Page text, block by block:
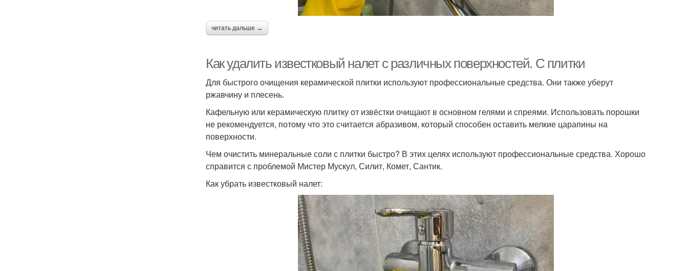
читать дальше →
Как удалить известковый налет с различных поверхностей. С плитки
Для быстрого очищения керамической плитки используют профессиональные средства. Они также уберут
ржавчину и плесень.
Кафельную или керамическую плитку от извёстки очищают в основном гелями и спреями. Использовать порошки
не рекомендуется, потому что это считается абразивом, который способен оставить мелкие царапины на
поверхности.
Чем очистить минеральные соли с плитки быстро? В этих целях используют профессиональные средства. Хорошо
справится с проблемой Мистер Мускул, Силит, Комет, Сантик.
Как убрать известковый налет: